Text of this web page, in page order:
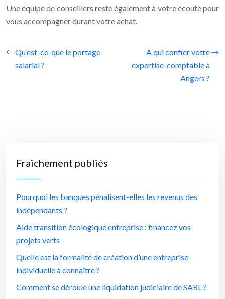
Une équipe de conseillers reste également à votre écoute pour
vous accompagner durant votre achat.
Qu’est-ce-que le portage
salarial ?
A qui confier votre
expertise-comptable à
Angers ?
Fraîchement publiés
Pourquoi les banques pénalisent-elles les revenus des
indépendants ?
Aide transition écologique entreprise : financez vos
projets verts
Quelle est la formalité de création d’une entreprise
individuelle à connaître ?
Comment se déroule une liquidation judiciaire de SARL ?